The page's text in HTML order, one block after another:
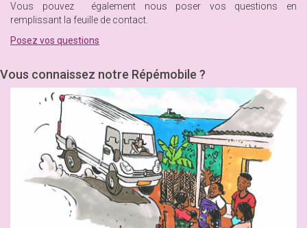
Vous pouvez également nous poser vos questions en
remplissant la feuille de contact.
Posez vos questions
Vous connaissez notre Répémobile ?